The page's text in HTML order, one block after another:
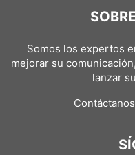
Somos los expertos
mejorar su
lanzar